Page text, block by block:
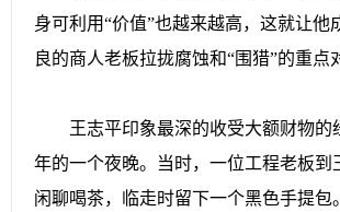
身可利用“价值”也越来越高，这就让他
良的商人老板拉拢腐蚀和“围猎”的重点
王志平印象最深的收受大额财物的
年的一个夜晚。当时，一位工程老板到
闲聊喝茶，临走时留下一个黑色手提包